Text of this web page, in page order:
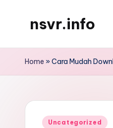
nsvr.info
Informasi
Baik
Home »Cara Mudah
Posted
Uncategorized